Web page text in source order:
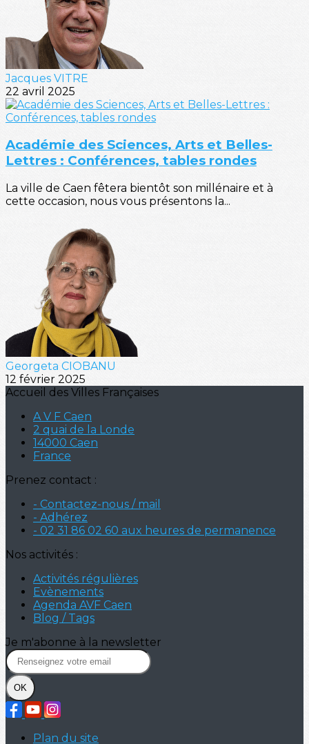
Jacques VITRE
22 avril 2025
Académie des Sciences, Arts et Belles-
Lettres : Conférences, tables rondes
La ville de Caen fêtera bientôt son millénaire et à
cette occasion, nous vous présentons la...
Georgeta CIOBANU
12 février 2025
Accueil des Villes Françaises
A V F Caen
2 quai de la Londe
14000 Caen
France
Prenez contact :
- Contactez-nous / mail
- Adhérez
- 02 31 86 02 60 aux heures de permanence
Nos activités :
Activités régulières
Evènements
Agenda AVF Caen
Blog / Tags
Je m'abonne à la newsletter
OK
Plan du site